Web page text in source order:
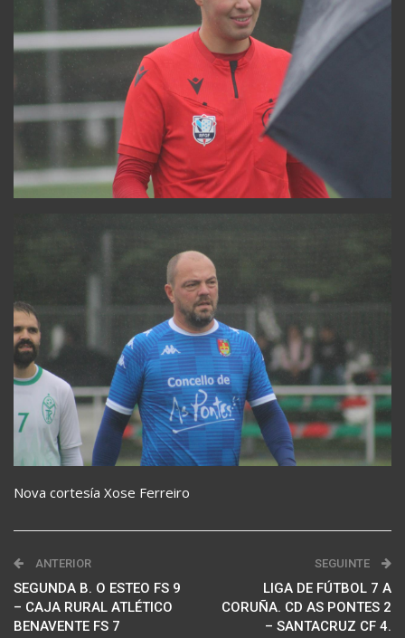
Nova cortesía Xose Ferreiro
ANTERIOR
SEGUNDA B. O ESTEO FS 9
– CAJA RURAL ATLÉTICO
BENAVENTE FS 7
SEGUINTE
LIGA DE FÚTBOL 7 A
CORUÑA. CD AS PONTES 2
– SANTACRUZ CF 4.